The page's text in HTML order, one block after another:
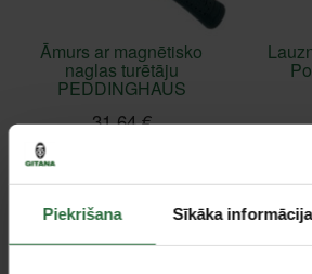
Piekrišana Sīkāka informācija
Āmurs ar magnētisko
naglas turētāju
PEDDINGHAUS
31,64 €